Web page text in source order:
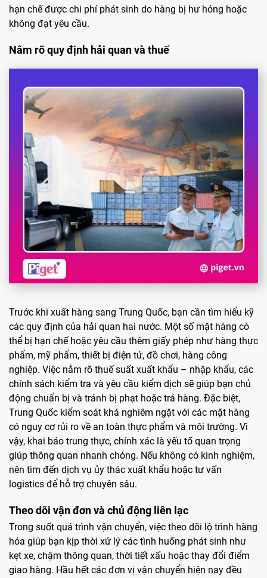
hạn chế được chi phí phát sinh do hàng bị hư hỏng hoặc
không đạt yêu cầu.
Nắm rõ quy định hải quan và thuế
Trước khi xuất hàng sang Trung Quốc, bạn cần tìm hiểu kỹ
các quy định của hải quan hai nước. Một số mặt hàng có
thể bị hạn chế hoặc yêu cầu thêm giấy phép như hàng thực
phẩm, mỹ phẩm, thiết bị điện tử, đồ chơi, hàng công
nghiệp. Việc nắm rõ thuế suất xuất khẩu – nhập khẩu, các
chính sách kiểm tra và yêu cầu kiểm dịch sẽ giúp bạn chủ
động chuẩn bị và tránh bị phạt hoặc trả hàng. Đặc biệt,
Trung Quốc kiểm soát khá nghiêm ngặt với các mặt hàng
có nguy cơ rủi ro về an toàn thực phẩm và môi trường. Vì
vậy, khai báo trung thực, chính xác là yếu tố quan trọng
giúp thông quan nhanh chóng. Nếu không có kinh nghiệm,
nên tìm đến dịch vụ ủy thác xuất khẩu hoặc tư vấn
logistics để hỗ trợ chuyên sâu.
Theo dõi vận đơn và chủ động liên lạc
Trong suốt quá trình vận chuyển, việc theo dõi lộ trình hàng
hóa giúp bạn kịp thời xử lý các tình huống phát sinh như
kẹt xe, chậm thông quan, thời tiết xấu hoặc thay đổi điểm
giao hàng. Hầu hết các đơn vị vận chuyển hiện nay đều